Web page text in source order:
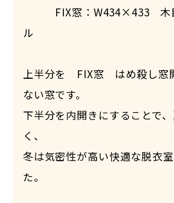
FIX窓：W434×433 木目
ル
上半分を FIX窓 はめ殺し窓
ない窓です。
下半分を内開きにすることで
く、
冬は気密性が高い快適な脱衣
た。